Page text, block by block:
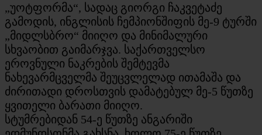
„უოტფორმა“, სადაც გიორგი ჩაკვეტაძე
გამოდის, ინგლისის ჩემპიონშიფის მე-9 ტურში
„მიდლსბრო“ მიიღო და მინიმალური
სხვაობით გაიმარჯვა. საქართველსო
ეროვნული ნაკრების შემტევმა
ნახევარმცველმა შეუცვლელად ითამაშა და
ძირითადი დროსთვის დამატებულ მე-5 წუთზე
ყვითელი ბარათი მიიღო.
სტუმრებიდან 54-ე წუთზე ანგარიში